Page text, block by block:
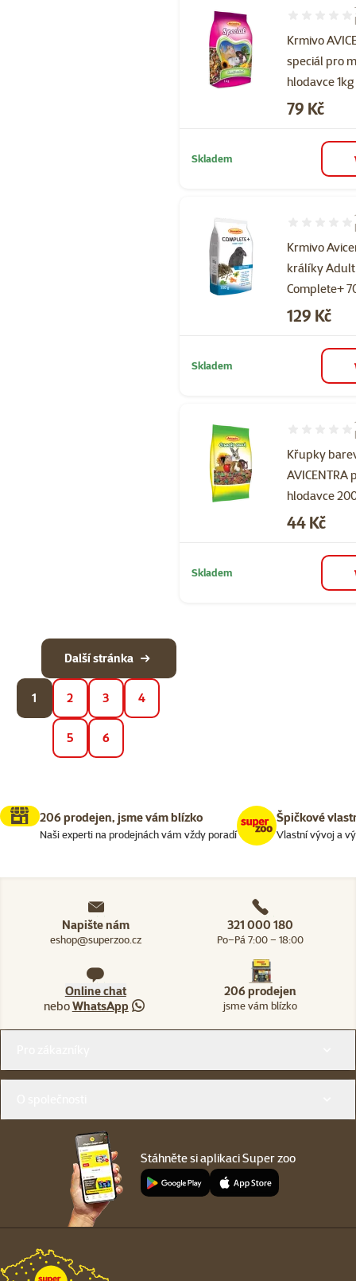
Krmivo
speciál pro
hlodavce 1kg
Hodnocení
Cena
79 Kč
Skladem
Krmivo
králíky Adult
Complete+
Hodnocení
Cena
129 Kč
Skladem
Křupky
AVICENTRA
hlodavce
Hodnocení
Cena
44 Kč
Skladem
1 2 3 4
5 6
Další stránka
206 prodejen, jsme vám blízko
Naši experti na prodejnách vám vždy poradí
Špičkové
Vlastní vývoj a
Napište nám
eshop@superzoo.cz
321 000 180
Po–Pá 7:00 – 18:00
Online chat
neboWhatsApp
206 prodejen
jsme vám blízko
Stáhněte si aplikaci Super zoo